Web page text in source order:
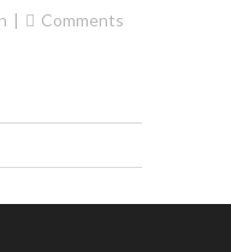
Comments